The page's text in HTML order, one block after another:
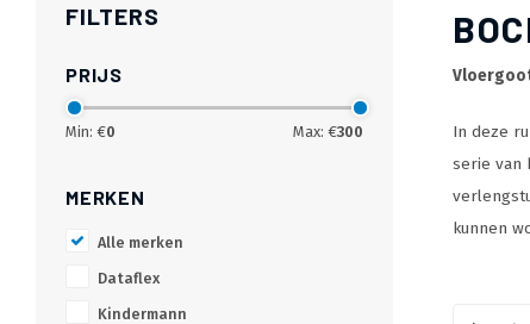
FILTERS
PRIJS
Min: €0 Max: €300
MERKEN
Alle merken
Dataflex
Kindermann
In deze
serie van
kunnen